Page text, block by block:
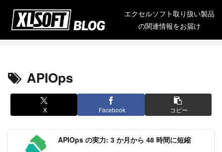
エクセルソフト取り扱い製品
の関連情報をお届け
APIOps
X Facebook コピー
APIOps の実力: 3 か月から 48 時間に短縮